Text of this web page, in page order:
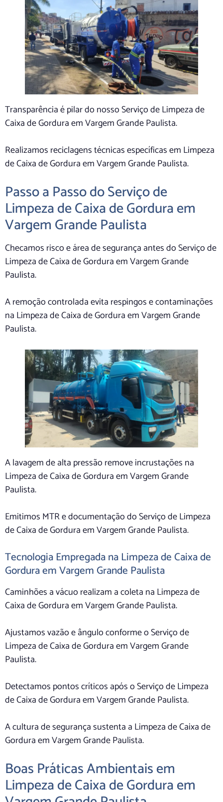
Transparência é pilar do nosso Serviço de Limpeza de
Caixa de Gordura em Vargem Grande Paulista.
Realizamos reciclagens técnicas específicas em Limpeza
de Caixa de Gordura em Vargem Grande Paulista.
Passo a Passo do Serviço de
Limpeza de Caixa de Gordura em
Vargem Grande Paulista
Checamos risco e área de segurança antes do Serviço de
Limpeza de Caixa de Gordura em Vargem Grande
Paulista.
A remoção controlada evita respingos e contaminações
na Limpeza de Caixa de Gordura em Vargem Grande
Paulista.
A lavagem de alta pressão remove incrustações na
Limpeza de Caixa de Gordura em Vargem Grande
Paulista.
Emitimos MTR e documentação do Serviço de Limpeza
de Caixa de Gordura em Vargem Grande Paulista.
Tecnologia Empregada na Limpeza de Caixa de
Gordura em Vargem Grande Paulista
Caminhões a vácuo realizam a coleta na Limpeza de
Caixa de Gordura em Vargem Grande Paulista.
Ajustamos vazão e ângulo conforme o Serviço de
Limpeza de Caixa de Gordura em Vargem Grande
Paulista.
Detectamos pontos críticos após o Serviço de Limpeza
de Caixa de Gordura em Vargem Grande Paulista.
A cultura de segurança sustenta a Limpeza de Caixa de
Gordura em Vargem Grande Paulista.
Boas Práticas Ambientais em
Limpeza de Caixa de Gordura em